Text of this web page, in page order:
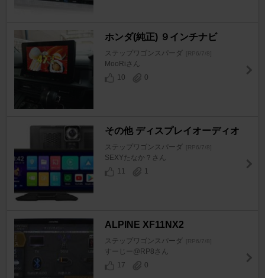
ホンダ(純正) ９インチナビ
ステップワゴンスパーダ [RP6/7/8]
MooRiさん
10
0
その他 ディスプレイオーディオ
ステップワゴンスパーダ [RP6/7/8]
SEXYたなか？さん
11
1
ALPINE XF11NX2
ステップワゴンスパーダ [RP6/7/8]
すーじー@RP8さん
17
0